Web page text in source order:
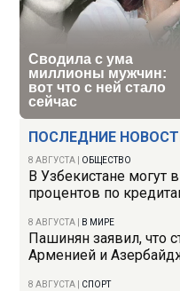
ПОСЛЕДНИЕ
8 АВГУСТА ОБЩЕСТВО
В Узбекистане могут
процентов по
8 АВГУСТА В МИРЕ
Пашинян заявил, что
Арменией и
8 АВГУСТА СПОРТ